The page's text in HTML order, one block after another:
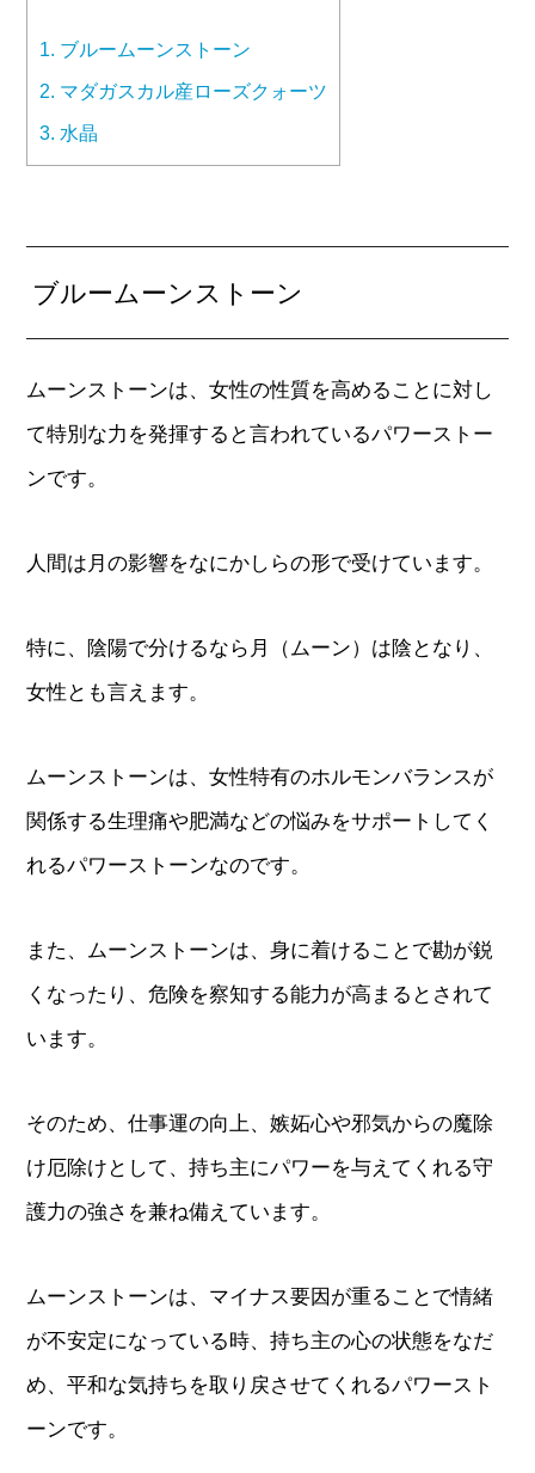
1.
ブルームーンストーン
2. マダガスカル産ローズクォーツ
3. 水晶
ブルームーンストーン
ムーンストーンは、女性の性質を高めることに対し
て特別な力を発揮すると言われているパワーストー
ンです。
人間は月の影響をなにかしらの形で受けています。
特に、陰陽で分けるなら月（ムーン）は陰となり、
女性とも言えます。
ムーンストーンは、女性特有のホルモンバランスが
関係する生理痛や肥満などの悩みをサポートしてく
れるパワーストーンなのです。
また、ムーンストーンは、身に着けることで勘が鋭
くなったり、危険を察知する能力が高まるとされて
います。
そのため、仕事運の向上、嫉妬心や邪気からの魔除
け厄除けとして、持ち主にパワーを与えてくれる守
護力の強さを兼ね備えています。
ムーンストーンは、マイナス要因が重ることで情緒
が不安定になっている時、持ち主の心の状態をなだ
め、平和な気持ちを取り戻させてくれるパワースト
ーンです。